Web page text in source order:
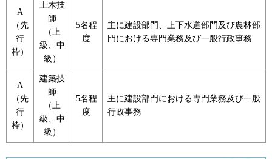
A
（先
行
枠）
土木技
師
（上
級、中
級）
5名程
度
主に建設部門、上下水道部門及び農林部
門における専門業務及び一般行政事務
A
（先
行
枠）
建築技
師
（上
級、中
級）
5名程
度
主に建設部門における専門業務及び一般
行政事務